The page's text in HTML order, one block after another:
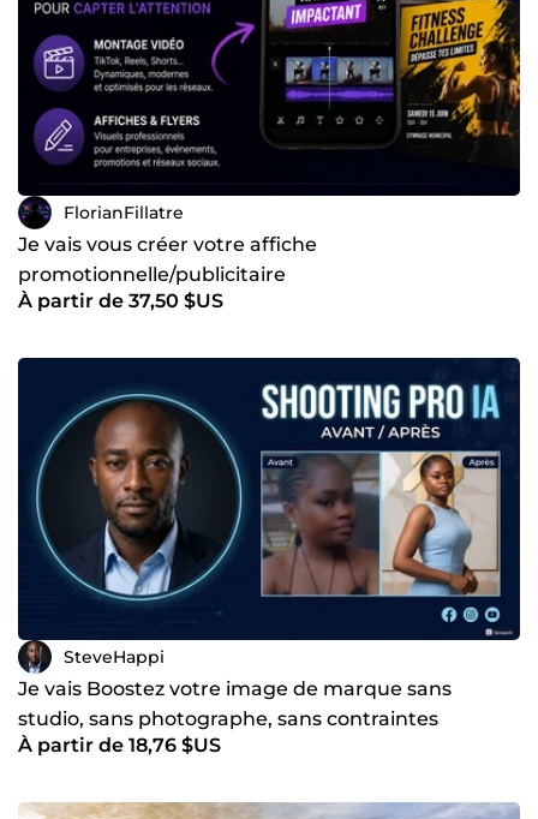
FlorianFillatre
Je vais vous créer votre affiche
promotionnelle/publicitaire
À partir de 37,50 $US
SteveHappi
Je vais Boostez votre image de marque sans
studio, sans photographe, sans contraintes
À partir de 18,76 $US